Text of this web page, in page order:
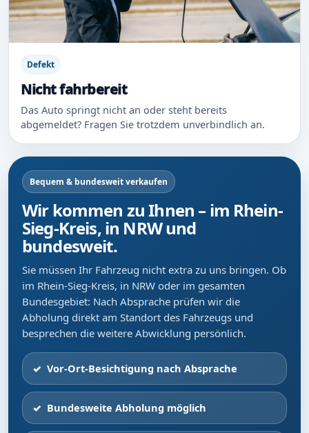
Defekt
Nicht fahrbereit
Das Auto springt nicht an oder steht bereits
abgemeldet? Fragen Sie trotzdem unverbindlich an.
Bequem & bundesweit verkaufen
Wir kommen zu Ihnen – im Rhein-
Sieg-Kreis, in NRW und
bundesweit.
Sie müssen Ihr Fahrzeug nicht extra zu uns bringen. Ob
im Rhein-Sieg-Kreis, in NRW oder im gesamten
Bundesgebiet: Nach Absprache prüfen wir die
Abholung direkt am Standort des Fahrzeugs und
besprechen die weitere Abwicklung persönlich.
Vor-Ort-Besichtigung nach Absprache
Bundesweite Abholung möglich